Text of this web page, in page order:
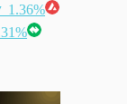
1.36%